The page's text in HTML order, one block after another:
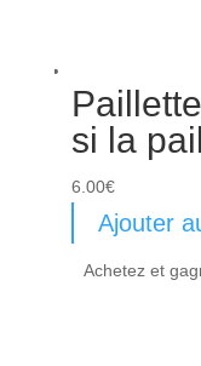
si la
6.00€
Ajouter
Achetez et